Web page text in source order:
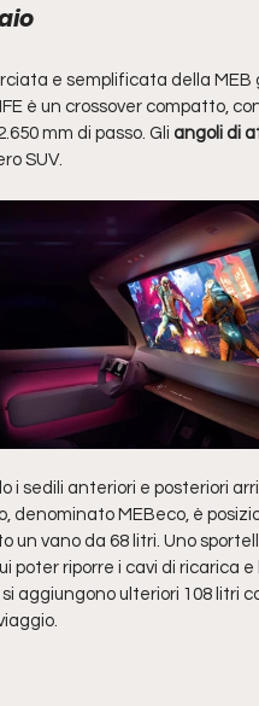
e semplificata della MEB
è un crossover compatto,
mm di passo. Gli angoli di
SUV.
i sedili anteriori e posteriori
denominato MEBeco, è
un vano da 68 litri. Uno
poter riporre i cavi di ricarica
si aggiungono ulteriori 108 litri